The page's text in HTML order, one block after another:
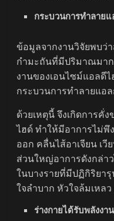
กระบวนการทำลาย
ข้อมูลจากงานวิจัยพบว่
กำมะถันที่มีปริมาณมาก
งานของเอนไซม์แอลดีไ
กระบวนการทําลายแอ
ด้วยเหตุนี้ จึงเกิดการคั่
ไฮด์ ทําให้มีอาการไม่พึ
ออก คลื่นไส้อาเจียน เวี
ส่วนใหญ่อาการดังกล่า
ในบางรายที่มีปฏิกิริยา
ใจลําบาก หัวใจล้มเหล
ร่างกายได้รับพลังงา